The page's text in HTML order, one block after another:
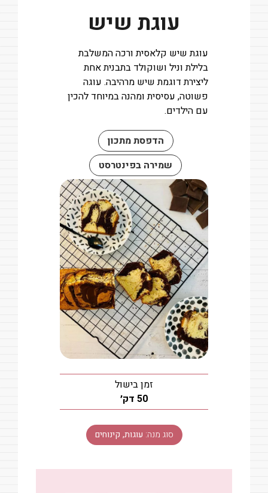
עוגת שיש
עוגת שיש קלאסית ורכה המשלבת
בלילת וניל ושוקולד בתבנית אחת
ליצירת דוגמת שיש מרהיבה. עוגה
פשוטה, עסיסית ומהנה במיוחד להכין
עם הילדים.
הדפסת מתכון
שמירה בפינטרסט
זמן בישול
50דקות
דק׳
סוג מנה: עוגות, קינוחים